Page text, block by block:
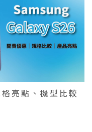
亮點、機型比較